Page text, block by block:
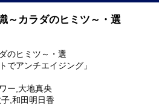
～カラダのヒミツ～・選
のヒミツ～・選
でアンチエイジング」
ー,大地真央
,和田明日香